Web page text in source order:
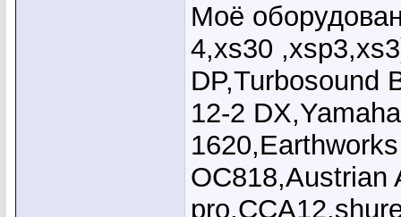
Моё
4,xs30
DP,Turbosound
12-2
OC818,Austrian